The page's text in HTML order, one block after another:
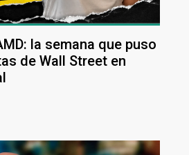
la semana que puso
de Wall Street en